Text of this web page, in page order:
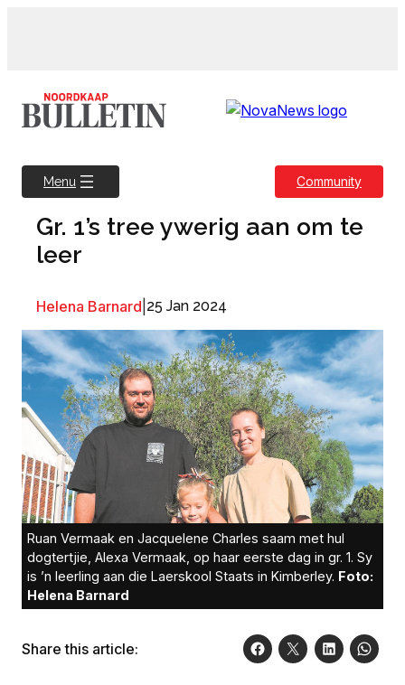
Menu Community
Gr. 1’s tree ywerig aan om te
leer
Helena Barnard 25 Jan 2024
Ruan Vermaak en Jacquelene Charles saam met hul
dogtertjie, Alexa Vermaak, op haar eerste dag in gr. 1. Sy
is ’n leerling aan die Laerskool Staats in Kimberley. Foto:
Helena Barnard
Share this article: